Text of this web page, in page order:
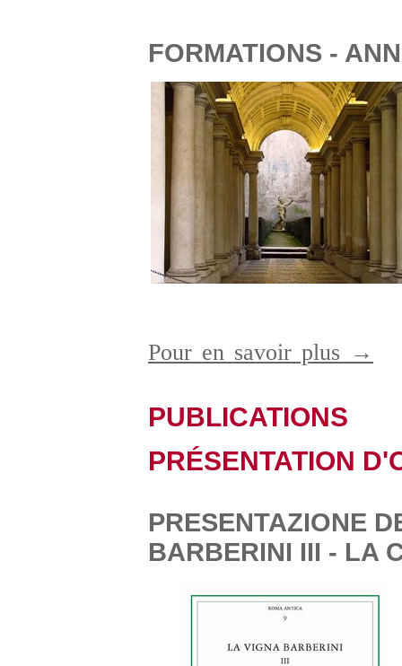
FORMATIONS -
Pour en savoir plus →
PUBLICATIONS
PRÉSENTATION
PRESENTAZIONE
BARBERINI III - LA